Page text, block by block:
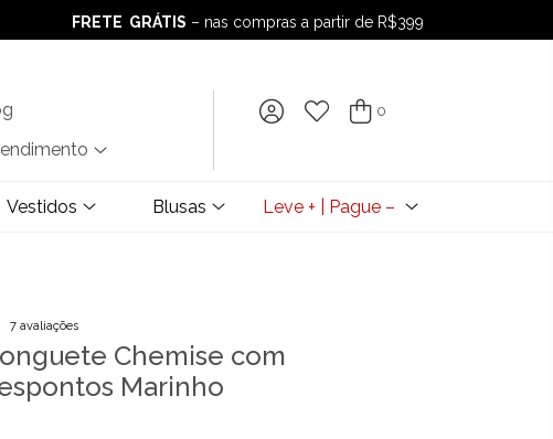
FRETE GRÁTIS – nas compras a partir de R$399
FRETE GRÁTIS– nas compras a partir de R$399
0
Vestidos Blusas Leve + | Pague –
7 avaliações
Chemise com
Marinho